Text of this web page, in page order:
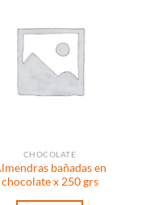
CHOCOLATE
bañadas en
chocolate x 250 grs